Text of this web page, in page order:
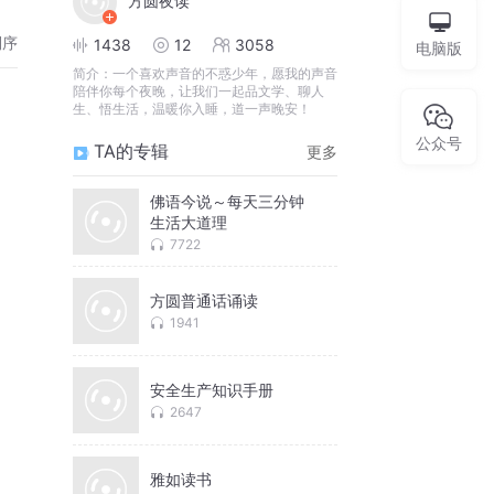
1438 12 3058
简介： 一个喜欢声音的不惑少年，愿我的声音
陪伴你每个夜晚，让我们一起品文学、聊人
生、悟生活，温暖你入睡，道一声晚安！
TA的专辑 更多
佛语今说～每天三分钟
生活大道理
7722
方圆普通话诵读
1941
安全生产知识手册
2647
雅如读书
电脑版
公众号